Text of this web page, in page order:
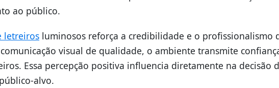
ao público.
letreiros luminosos reforça a credibilidade e o profissionalismo
visual de qualidade, o ambiente transmite
Essa percepção positiva influencia diretamente na decisão
alvo.